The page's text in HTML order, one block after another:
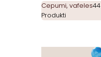
Cepumi, vafeles44
Produkti